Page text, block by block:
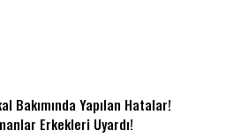
Bakımında Yapılan Hatalar!
Erkekleri Uyardı!